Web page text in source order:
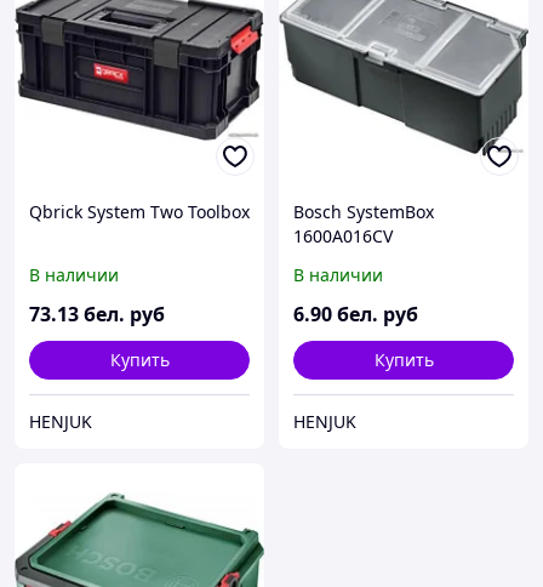
Qbrick System Two Toolbox
В наличии
73.13бел. руб
Купить
HENJUK
Bosch SystemBox
1600A016CV
В наличии
6.90бел. руб
Купить
HENJUK